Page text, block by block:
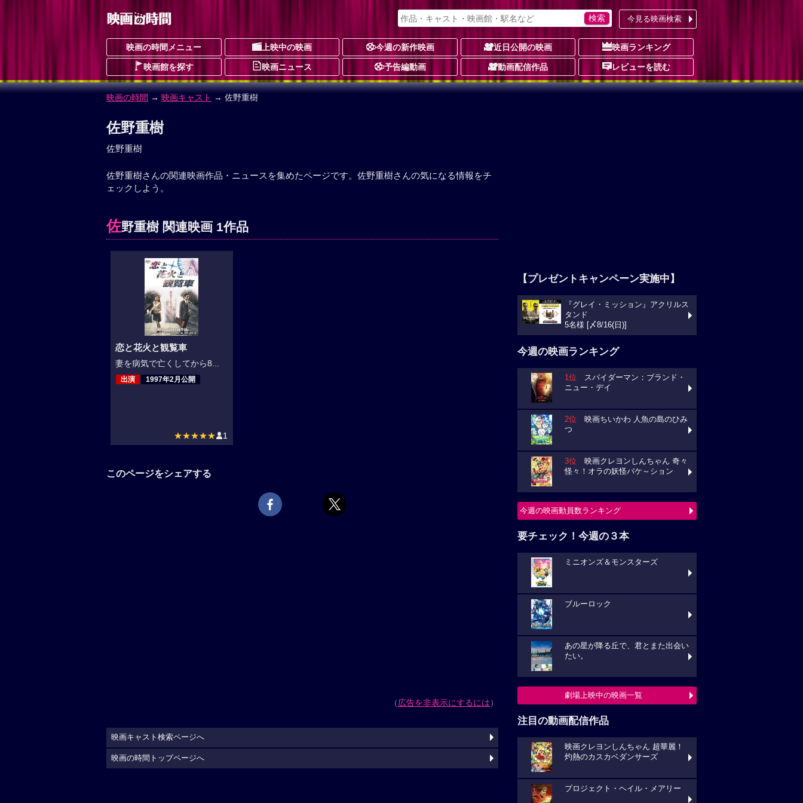
今見る映画検索
映画の時間メニュー 上映中の映画 今週の新作映画 近日公開の映画 映画ランキング
映画館を探す 映画ニュース 予告編動画 動画配信作品 レビューを読む
映画の時間 → 映画キャスト → 佐野重樹
佐野重樹
佐野重樹
佐野重樹さんの関連映画作品・ニュースを集めたページです。佐野重樹さんの気になる情報をチ
ェックしよう。
佐野重樹 関連映画 1作品
恋と花火と観覧車
妻を病気で亡くしてから8...
出演 1997年2月公開
★★★★★ 1
このページをシェアする
（広告を非表示にするには）
【プレゼントキャンペーン実施中】
『グレイ・ミッション』アクリルス
タンド
5名様 [〆8/16(日)]
今週の映画ランキング
1位 スパイダーマン：ブランド・
ニュー・デイ
2位 映画ちいかわ 人魚の島のひみ
つ
3位 映画クレヨンしんちゃん 奇々
怪々！オラの妖怪バケ～ション
今週の映画動員数ランキング
要チェック！今週の３本
ミニオンズ＆モンスターズ
ブルーロック
あの星が降る丘で、君とまた出会い
たい。
劇場上映中の映画一覧
注目の動画配信作品
映画クレヨンしんちゃん 超華麗！
灼熱のカスカベダンサーズ
プロジェクト・ヘイル・メアリー
映画キャスト検索ページへ
映画の時間トップページへ